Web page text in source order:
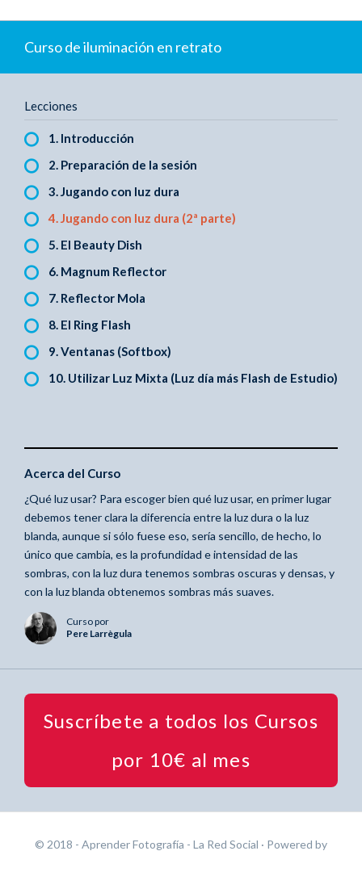
Curso de iluminación en retrato
Lecciones
1. Introducción
2. Preparación de la sesión
3. Jugando con luz dura
4. Jugando con luz dura (2ª parte)
5. El Beauty Dish
6. Magnum Reflector
7. Reflector Mola
8. El Ring Flash
9. Ventanas (Softbox)
10. Utilizar Luz Mixta (Luz día más Flash de Estudio)
Acerca del Curso
¿Qué luz usar? Para escoger bien qué luz usar, en primer lugar
debemos tener clara la diferencia entre la luz dura o la luz
blanda, aunque si sólo fuese eso, sería sencillo, de hecho, lo
único que cambia, es la profundidad e intensidad de las
sombras, con la luz dura tenemos sombras oscuras y densas, y
con la luz blanda obtenemos sombras más suaves.
Curso por
Pere Larrègula
Suscríbete a todos los Cursos
por 10€ al mes
© 2018 - Aprender Fotografía - La Red Social · Powered by